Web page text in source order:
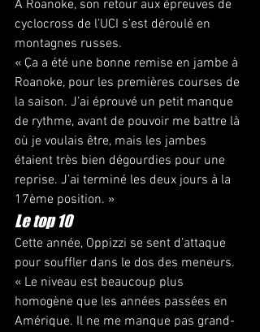
À Roanoke, son retour aux épreuves de
cyclocross de l’UCI s’est déroulé en
montagnes russes.
« Ça a été une bonne remise en jambe à
Roanoke, pour les premières courses de
la saison. J’ai éprouvé un petit manque
de rythme, avant de pouvoir me battre là
où je voulais être, mais les jambes
étaient très bien dégourdies pour une
reprise. J’ai terminé les deux jours à la
17ème position. »
Le top 10
Cette année, Oppizzi se sent d’attaque
pour souffler dans le dos des meneurs.
« Le niveau est beaucoup plus
homogène que les années passées en
Amérique. Il ne me manque pas grand-